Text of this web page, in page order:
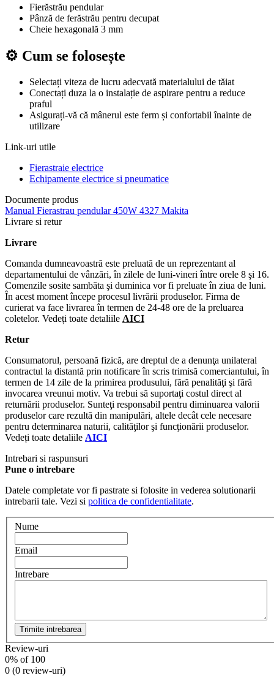
Fierăstrău pendular
Pânză de ferăstrău pentru decupat
Cheie hexagonală 3 mm
⚙️ Cum se folosește
Selectați viteza de lucru adecvată materialului de tăiat
Conectați duza la o instalație de aspirare pentru a reduce
praful
Asigurați-vă că mânerul este ferm și confortabil înainte de
utilizare
Link-uri utile
Fierastraie electrice
Echipamente electrice si pneumatice
Documente produs
Manual Fierastrau pendular 450W 4327 Makita
Livrare si retur
Livrare
Comanda dumneavoastră este preluată de un reprezentant al
departamentului de vânzări, în zilele de luni-vineri între orele 8 şi 16.
Comenzile sosite sambăta şi duminica vor fi preluate în ziua de luni.
În acest moment începe procesul livrării produselor. Firma de
curierat va face livrarea în termen de 24-48 ore de la preluarea
coletelor. Vedeți toate detaliile AICI
Retur
Consumatorul, persoană fizică, are dreptul de a denunţa unilateral
contractul la distantă prin notificare în scris trimisă comerciantului, în
termen de 14 zile de la primirea produsului, fără penalităţi şi fără
invocarea vreunui motiv. Va trebui să suportaţi costul direct al
returnării produselor. Sunteţi responsabil pentru diminuarea valorii
produselor care rezultă din manipulări, altele decât cele necesare
pentru determinarea naturii, calităţilor şi funcţionării produselor.
Vedeți toate detaliile AICI
Intrebari si raspunsuri
Pune o intrebare
Datele completate vor fi pastrate si folosite in vederea solutionarii
intrebarii tale. Vezi si politica de confidentialitate.
Nume
Email
Intrebare
Trimite intrebarea
Review-uri
0% of 100
0 (0 review-uri)